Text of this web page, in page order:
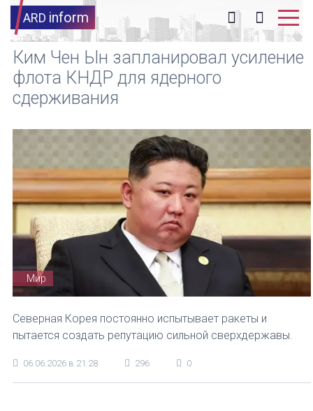
ARD inform
Ким Чен Ын запланировал усиление
флота КНДР для ядерного
сдерживания
Мир
Северная Корея постоянно испытывает ракеты и
пытается создать репутацию сильной сверхдержавы.
06.06.2026 в 21:28 296 0